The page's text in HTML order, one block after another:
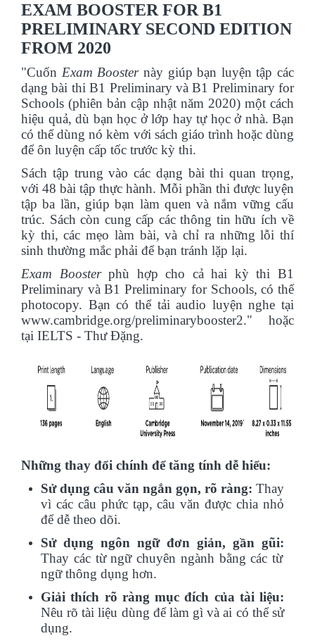
EXAM BOOSTER FOR B1
PRELIMINARY SECOND EDITION
FROM 2020
"Cuốn Exam Boosternày giúp bạn luyện tập các
dạng bài thi B1 Preliminary và B1 Preliminary for
Schools (phiên bản cập nhật năm 2020) một cách
hiệu quả, dù bạn học ở lớp hay tự học ở nhà. Bạn
có thể dùng nó kèm với sách giáo trình hoặc dùng
để ôn luyện cấp tốc trước kỳ thi.
Sách tập trung vào các dạng bài thi quan trọng,
với 48 bài tập thực hành. Mỗi phần thi được luyện
tập ba lần, giúp bạn làm quen và nắm vững cấu
trúc. Sách còn cung cấp các thông tin hữu ích về
kỳ thi, các mẹo làm bài, và chỉ ra những lỗi thí
sinh thường mắc phải để bạn tránh lặp lại.
Exam Boosterphù hợp cho cả hai kỳ thi B1
Preliminary và B1 Preliminary for Schools, có thể
photocopy. Bạn có thể tải audio luyện nghe tại
www.cambridge.org/preliminarybooster2." hoặc
tại IELTS - Thư Đặng.
Những thay đổi chính để tăng tính dễ hiểu:
Sử dụng câu văn ngắn gọn, rõ ràng: Thay
vì các câu phức tạp, câu văn được chia nhỏ
để dễ theo dõi.
Sử dụng ngôn ngữ đơn giản, gần gũi:
Thay các từ ngữ chuyên ngành bằng các từ
ngữ thông dụng hơn.
Giải thích rõ ràng mục đích của tài liệu:
Nêu rõ tài liệu dùng để làm gì và ai có thể sử
dụng.